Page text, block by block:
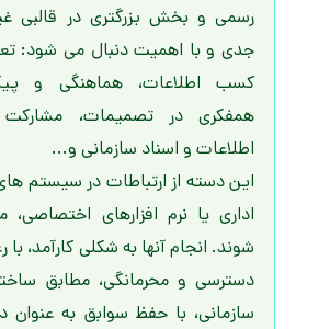
رسمی و بخش بزرگتری در قالبی
جدی و با اهمیت دنبال می شود:
کسب اطلاعات، هماهنگی و
همفکری در تصمیمات،
اطلاعات و اسناد سازمانی و...
این دسته از ارتباطات در سیستم
اداری یا نرم افزارهای
شوند. انجام آنها به شکلی کارآمد،
دسترسی و محرمانگی، مطابق
سازمانی، با حفظ سوابق به عنوان